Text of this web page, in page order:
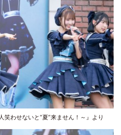
笑わせないと“夏”来ません！～』より